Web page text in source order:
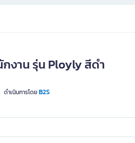
กงาน รุ่น Ployly สีดำ
ดำเนินการโดยB2S